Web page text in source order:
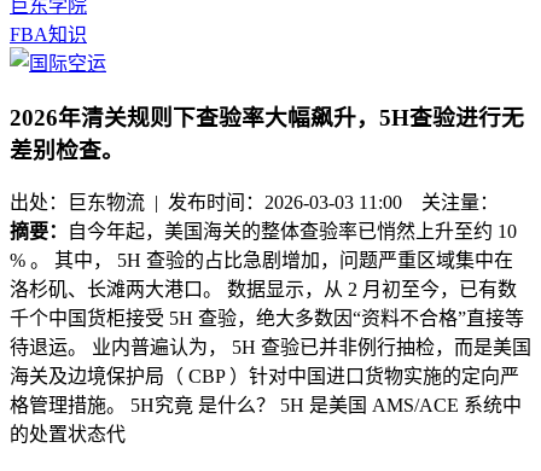
巨东学院
FBA知识
2026年清关规则下查验率大幅飙升，5H查验进行无
差别检查。
出处：巨东物流 | 发布时间：2026-03-03 11:00 关注量：
摘要：
自今年起，美国海关的整体查验率已悄然上升至约 10
% 。 其中， 5H 查验的占比急剧增加，问题严重区域集中在
洛杉矶、长滩两大港口。 数据显示，从 2 月初至今，已有数
千个中国货柜接受 5H 查验，绝大多数因“资料不合格”直接等
待退运。 业内普遍认为， 5H 查验已并非例行抽检，而是美国
海关及边境保护局（ CBP ）针对中国进口货物实施的定向严
格管理措施。 5H究竟 是什么？ 5H 是美国 AMS/ACE 系统中
的处置状态代